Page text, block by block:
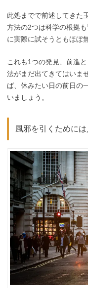
此処までで前述してきた
方法の2つは科学の根拠
に実際に試そうともほぼ
これも1つの発見、前進
法がまだ出てきてはいま
ば、休みたい日の前日の
いましょう。
風邪を引くために